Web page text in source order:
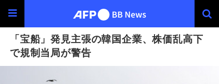
「宝船」発見主張の韓国企業、株価乱高下
で規制当局が警告